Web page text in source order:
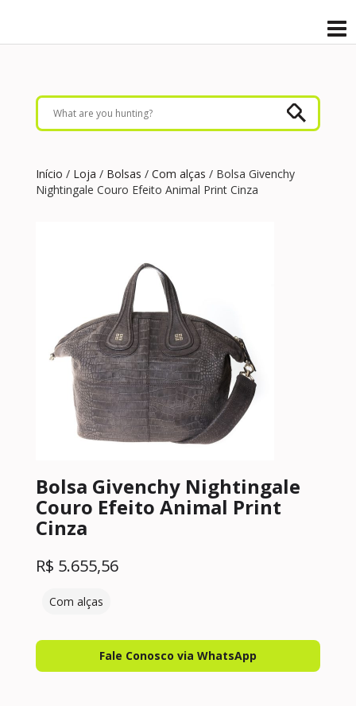
Início / Loja / Bolsas / Com alças / Bolsa Givenchy
Nightingale Couro Efeito Animal Print Cinza
Bolsa Givenchy Nightingale
Couro Efeito Animal Print
Cinza
R$ 5.655,56
Com alças
Fale Conosco via WhatsApp